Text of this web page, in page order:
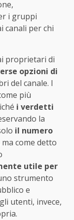
i gruppi
canali per chi
proprietari di
opzioni di
del canale. I
più
i verdetti
la
il numero
come detto
utile per
strumento
e
utenti, invece,